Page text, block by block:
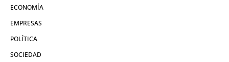
ECONOMÍA
EMPRESAS
POLÍTICA
SOCIEDAD